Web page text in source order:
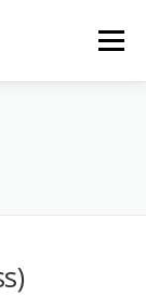
Menü